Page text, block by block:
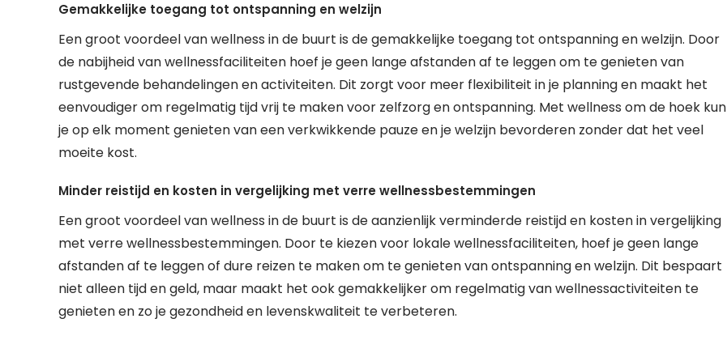
Gemakkelijke toegang tot ontspanning en welzijn
Een groot voordeel van wellness in de buurt is de gemakkelijke toegang tot ontspanning en welzijn. Door
de nabijheid van wellnessfaciliteiten hoef je geen lange afstanden af te leggen om te genieten van
rustgevende behandelingen en activiteiten. Dit zorgt voor meer flexibiliteit in je planning en maakt het
eenvoudiger om regelmatig tijd vrij te maken voor zelfzorg en ontspanning. Met wellness om de hoek kun
je op elk moment genieten van een verkwikkende pauze en je welzijn bevorderen zonder dat het veel
moeite kost.
Minder reistijd en kosten in vergelijking met verre wellnessbestemmingen
Een groot voordeel van wellness in de buurt is de aanzienlijk verminderde reistijd en kosten in vergelijking
met verre wellnessbestemmingen. Door te kiezen voor lokale wellnessfaciliteiten, hoef je geen lange
afstanden af te leggen of dure reizen te maken om te genieten van ontspanning en welzijn. Dit bespaart
niet alleen tijd en geld, maar maakt het ook gemakkelijker om regelmatig van wellnessactiviteiten te
genieten en zo je gezondheid en levenskwaliteit te verbeteren.